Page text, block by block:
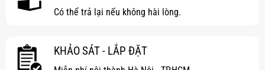
Có thể trả lại nếu không hài lòng.
KHẢO SÁT - LẮP ĐẶT